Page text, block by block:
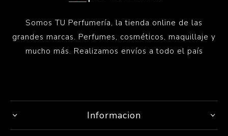
Somos TU Perfumería, la tienda online de las
grandes marcas. Perfumes, cosméticos, maquillaje y
mucho más. Realizamos envíos a todo el país
Informacion